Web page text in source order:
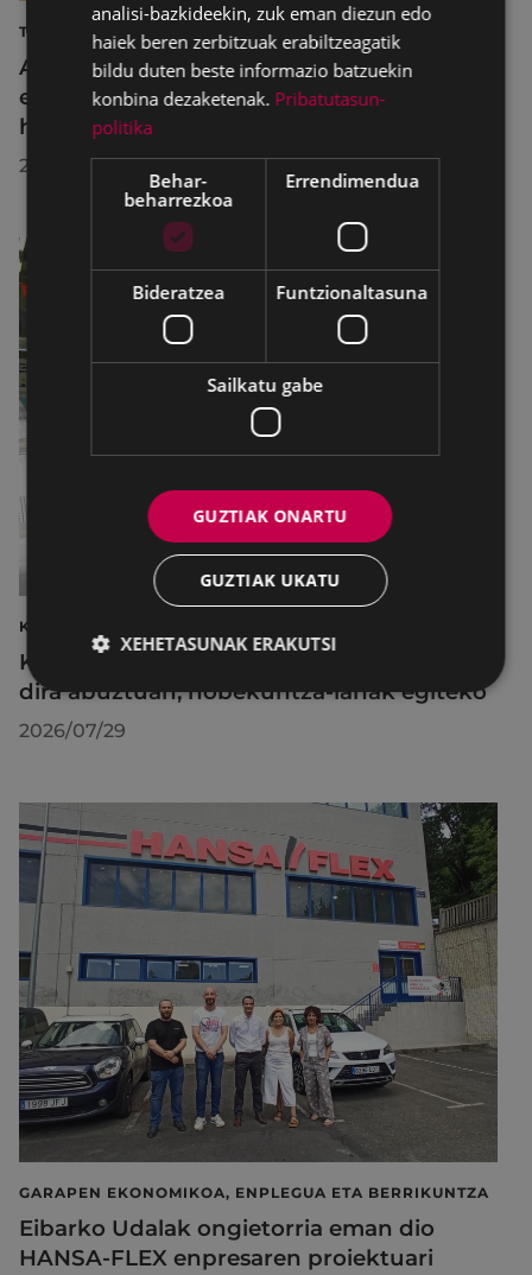
TURISMOA
Azahara Dominguez diputatuak Eibarko
eraldaketa turistikoa nabarmendu du
herrira egin duen bisitan
2026/07/30
KIROLAK
Kirol-instalazioetako ordutegiak egokitu
dira abuztuan, hobekuntza-lanak egiteko
2026/07/29
GARAPEN EKONOMIKOA, ENPLEGUA ETA BERRIKUNTZA
Eibarko Udalak ongietorria eman dio
HANSA-FLEX enpresaren proiektuari
analisi-bazkideekin, zuk eman diezun edo
haiek beren zerbitzuak erabiltzeagatik
bildu duten beste informazio batzuekin
konbina dezaketenak. Pribatutasun-
politika
Behar-
beharrezkoa
Errendimendua
Bideratzea Funtzionaltasuna
Sailkatu gabe
GUZTIAK ONARTU
GUZTIAK UKATU
XEHETASUNAK ERAKUTSI